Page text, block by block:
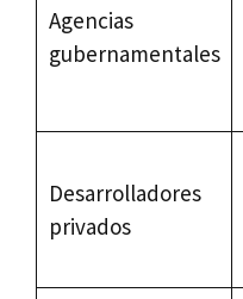
Agencias
gubernamentales
Desarrolladores
privados